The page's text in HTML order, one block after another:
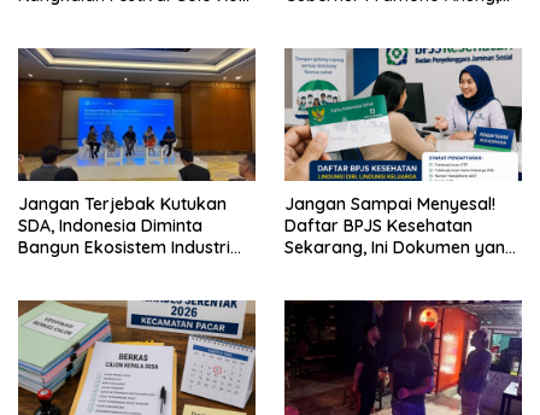
Jangan Terjebak Kutukan
SDA, Indonesia Diminta
Bangun Ekosistem Industri
Jangan Sampai Menyesal!
Daftar BPJS Kesehatan
Sekarang, Ini Dokumen yang